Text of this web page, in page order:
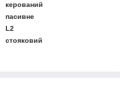
керований
пасивне
L2
стояковий